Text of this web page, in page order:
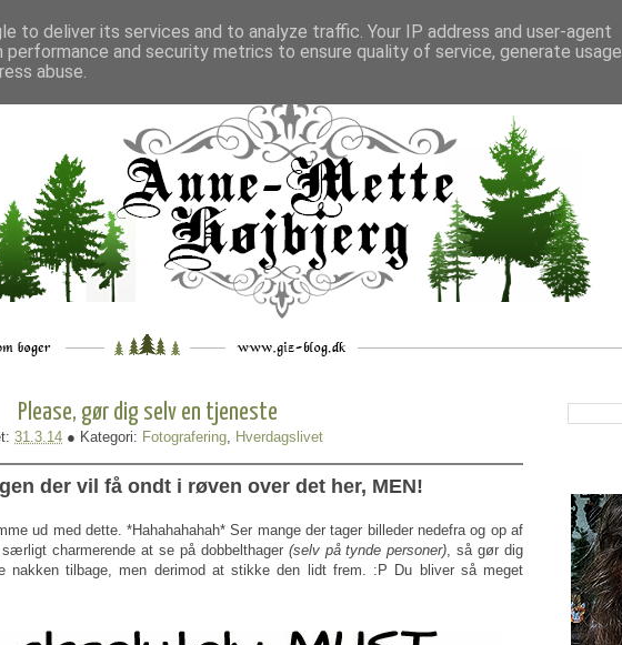
___ _. __ __ _ ___
Please, gør dig selv en tjeneste
31.3.14 ● Kategori: Fotografering, Hverdagslivet
der vil få ondt i røven over det her, MEN!
ud med dette. *Hahahahahah* Ser mange der tager billeder nedefra og op af
charmerende at se på dobbelthager (selv på tynde personer) , så gør dig
tilbage, men derimod at stikke den lidt frem. :P Du bliver så meget
to deliver its services and to analyze traffic. Your IP address and user-agent
performance and security metrics to ensure quality of service, generate usage
abuse.